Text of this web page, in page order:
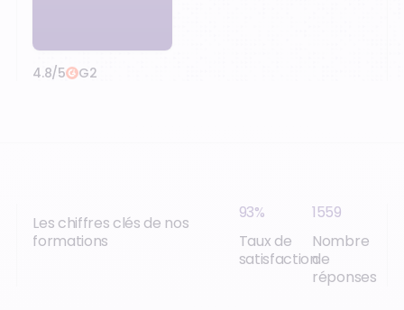
4.8/5 G2
Les chiffres clés de nos
formations
93%
Taux de
satisfaction
1559
Nombre
de
réponses